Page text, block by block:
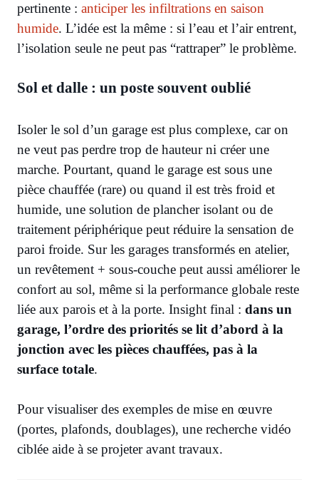
pertinente : anticiper les infiltrations en saison
humide. L’idée est la même : si l’eau et l’air entrent,
l’isolation seule ne peut pas “rattraper” le problème.
Sol et dalle : un poste souvent oublié
Isoler le sol d’un garage est plus complexe, car on
ne veut pas perdre trop de hauteur ni créer une
marche. Pourtant, quand le garage est sous une
pièce chauffée (rare) ou quand il est très froid et
humide, une solution de plancher isolant ou de
traitement périphérique peut réduire la sensation de
paroi froide. Sur les garages transformés en atelier,
un revêtement + sous-couche peut aussi améliorer le
confort au sol, même si la performance globale reste
liée aux parois et à la porte. Insight final : dans un
garage, l’ordre des priorités se lit d’abord à la
jonction avec les pièces chauffées, pas à la
surface totale.
Pour visualiser des exemples de mise en œuvre
(portes, plafonds, doublages), une recherche vidéo
ciblée aide à se projeter avant travaux.